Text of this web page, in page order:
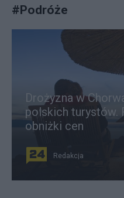
#Podróże
Drożyzna w
polskich turystów.
obniżki cen
Redakcja